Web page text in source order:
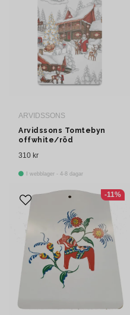
ARVIDSSONS
Arvidssons Tomtebyn
offwhite/röd
310 kr
I webblager - 4-8 dagar
-11%